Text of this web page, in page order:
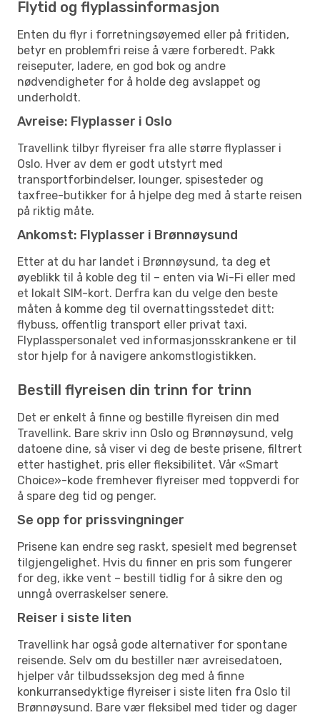
Flytid og flyplassinformasjon
Enten du flyr i forretningsøyemed eller på fritiden,
betyr en problemfri reise å være forberedt. Pakk
reiseputer, ladere, en god bok og andre
nødvendigheter for å holde deg avslappet og
underholdt.
Avreise: Flyplasser i Oslo
Travellink tilbyr flyreiser fra alle større flyplasser i
Oslo. Hver av dem er godt utstyrt med
transportforbindelser, lounger, spisesteder og
taxfree-butikker for å hjelpe deg med å starte reisen
på riktig måte.
Ankomst: Flyplasser i Brønnøysund
Etter at du har landet i Brønnøysund, ta deg et
øyeblikk til å koble deg til – enten via Wi-Fi eller med
et lokalt SIM-kort. Derfra kan du velge den beste
måten å komme deg til overnattingsstedet ditt:
flybuss, offentlig transport eller privat taxi.
Flyplasspersonalet ved informasjonsskrankene er til
stor hjelp for å navigere ankomstlogistikken.
Bestill flyreisen din trinn for trinn
Det er enkelt å finne og bestille flyreisen din med
Travellink. Bare skriv inn Oslo og Brønnøysund, velg
datoene dine, så viser vi deg de beste prisene, filtrert
etter hastighet, pris eller fleksibilitet. Vår «Smart
Choice»-kode fremhever flyreiser med toppverdi for
å spare deg tid og penger.
Se opp for prissvingninger
Prisene kan endre seg raskt, spesielt med begrenset
tilgjengelighet. Hvis du finner en pris som fungerer
for deg, ikke vent – bestill tidlig for å sikre den og
unngå overraskelser senere.
Reiser i siste liten
Travellink har også gode alternativer for spontane
reisende. Selv om du bestiller nær avreisedatoen,
hjelper vår tilbudsseksjon deg med å finne
konkurransedyktige flyreiser i siste liten fra Oslo til
Brønnøysund. Bare vær fleksibel med tider og dager